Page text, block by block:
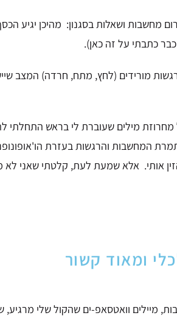
מחשבות ושאלות בסגנון: מהיכן יגיע
כתבתי על זה כאן).
מורידים (לחץ, מתח, חרדה) המצב
מחרוזת מילים שעוברת לי בראש התחלתי
המחשבות והרגשות בעזרת
אותי. אלא שמעת לעת, קלטתי שאני לא
ומאוד קשור
מיילים וואטסאפ-ים שהקול שלי מרגיע,